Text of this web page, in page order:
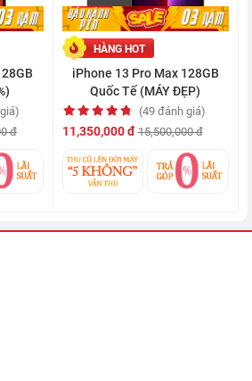
tần và chuẩn Wifi-6 băng tầng kép,
kết nối không giây mượt mà hơn bao
lịch lãm và quý phái
quốc tế
đ
HÀNG HOT
iPhone 13 Pro Max 128GB
Quốc Tế (MÁY ĐẸP)
(49 đánh giá)
11,350,000 đ 15,500,000 đ